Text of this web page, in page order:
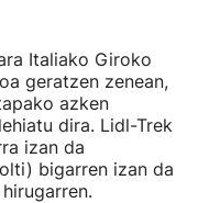
Italiako Giroko
geratzen zenean,
azken
lehiatu dira. Lidl-Trek
izan da
bigarren izan da